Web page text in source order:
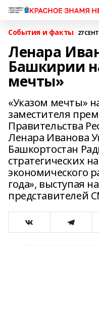
События и факты 27
Ленара
Башкирии
мечты»
«Указом мечты»
заместителя
Правительства
Ленара Иванова
Башкортостан
стратегических
экономического
года», выступая
представителей